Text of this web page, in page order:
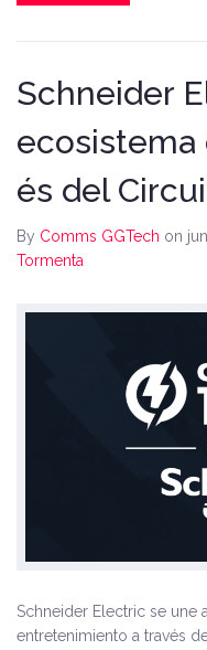
Schneider
ecosistema
és del
By Comms GGTech on
Tormenta
Schneider Electric se
entretenimiento a través